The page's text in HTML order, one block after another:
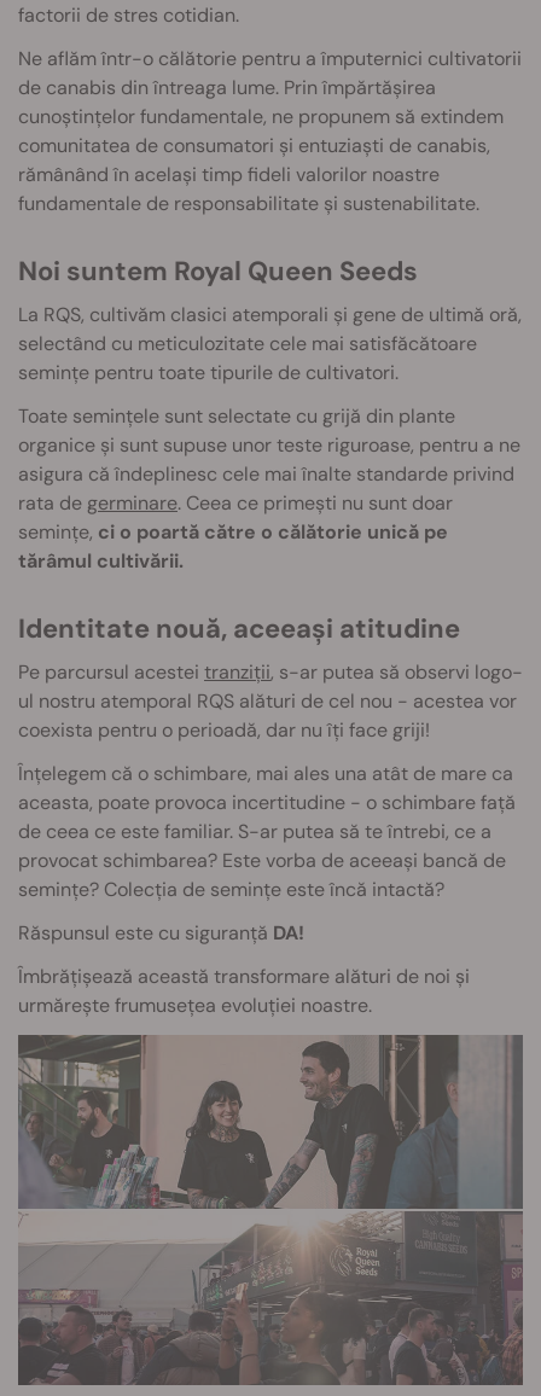
factorii de stres cotidian.
Ne aflăm într-o călătorie pentru a împuternici cultivatorii
de canabis din întreaga lume. Prin împărtășirea
cunoștințelor fundamentale, ne propunem să extindem
comunitatea de consumatori și entuziaști de canabis,
rămânând în același timp fideli valorilor noastre
fundamentale de responsabilitate și sustenabilitate.
Noi suntem Royal Queen Seeds
La RQS, cultivăm clasici atemporali și gene de ultimă oră,
selectând cu meticulozitate cele mai satisfăcătoare
semințe pentru toate tipurile de cultivatori.
Toate semințele sunt selectate cu grijă din plante
organice și sunt supuse unor teste riguroase, pentru a ne
asigura că îndeplinesc cele mai înalte standarde privind
rata de germinare. Ceea ce primești nu sunt doar
semințe, ci o poartă către o călătorie unică pe
tărâmul cultivării.
Identitate nouă, aceeași atitudine
Pe parcursul acestei tranziții, s-ar putea să observi logo-
ul nostru atemporal RQS alături de cel nou - acestea vor
coexista pentru o perioadă, dar nu îți face griji!
Înțelegem că o schimbare, mai ales una atât de mare ca
aceasta, poate provoca incertitudine - o schimbare față
de ceea ce este familiar. S-ar putea să te întrebi, ce a
provocat schimbarea? Este vorba de aceeași bancă de
semințe? Colecția de semințe este încă intactă?
Răspunsul este cu siguranță DA!
Îmbrățișează această transformare alături de noi și
urmărește frumusețea evoluției noastre.